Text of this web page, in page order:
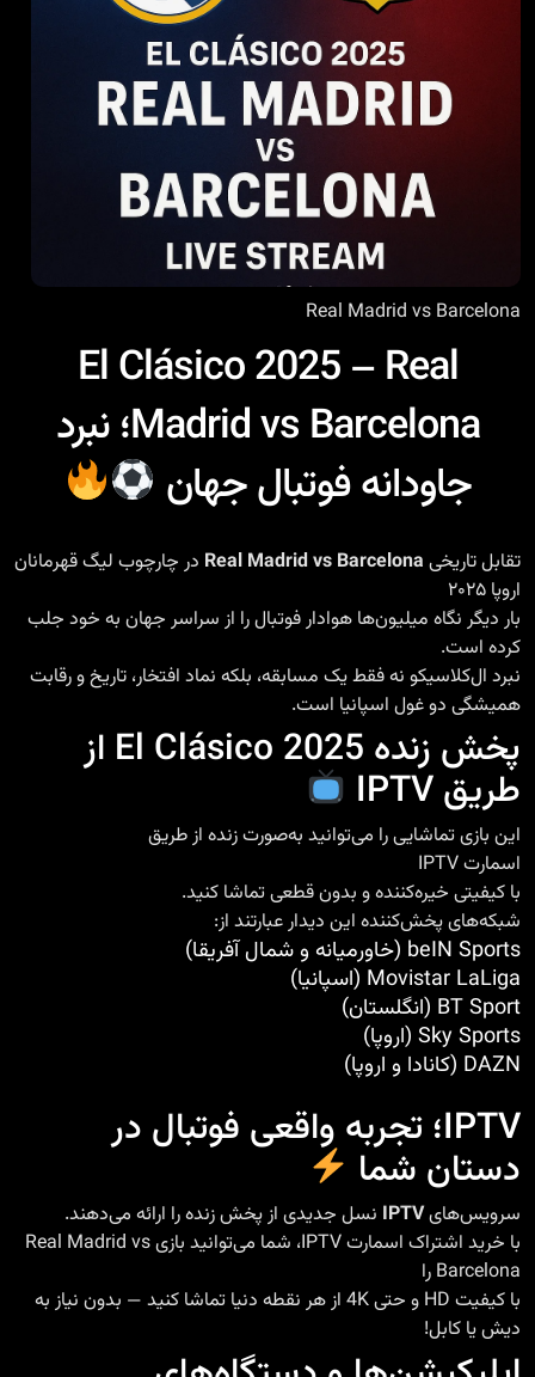
Real Madrid vs Barcelona
El Clásico 2025 – Real
Madrid vs Barcelona؛ نبرد
جاودانه فوتبال جهان
تقابل تاریخی Real Madrid vs Barcelona در چارچوب لیگ قهرمانان
اروپا ۲۰۲۵
بار دیگر نگاه میلیون‌ها هوادار فوتبال را از سراسر جهان به خود جلب
کرده است.
نبرد ال‌کلاسیکو نه فقط یک مسابقه، بلکه نماد افتخار، تاریخ و رقابت
همیشگی دو غول اسپانیا است.
پخش زنده El Clásico 2025 از
طریق IPTV
این بازی تماشایی را می‌توانید به‌صورت زنده از طریق
اسمارت IPTV
با کیفیتی خیره‌کننده و بدون قطعی تماشا کنید.
شبکه‌های پخش‌کننده این دیدار عبارتند از:
beIN Sports (خاورمیانه و شمال آفریقا)
Movistar LaLiga (اسپانیا)
BT Sport (انگلستان)
Sky Sports (اروپا)
DAZN (کانادا و اروپا)
IPTV؛ تجربه واقعی فوتبال در
دستان شما
سرویس‌هایIPTV نسل جدیدی از پخش زنده را ارائه می‌دهند.
با خرید اشتراک اسمارت IPTV، شما می‌توانید بازی Real Madrid vs
Barcelona را
با کیفیت HD و حتی 4K از هر نقطه دنیا تماشا کنید — بدون نیاز به
دیش یا کابل!